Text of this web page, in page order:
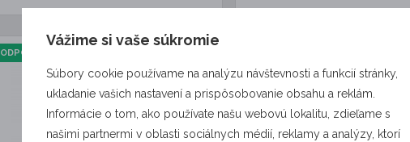
ODPORÚČAME
Vážime si vaše súkromie
Súbory cookie používame na analýzu návštevnosti a funkcií stránky,
ukladanie vašich nastavení a prispôsobovanie obsahu a reklám.
Informácie o tom, ako používate našu webovú lokalitu, zdieľame s
našimi partnermi v oblasti sociálnych médií, reklamy a analýzy, ktorí